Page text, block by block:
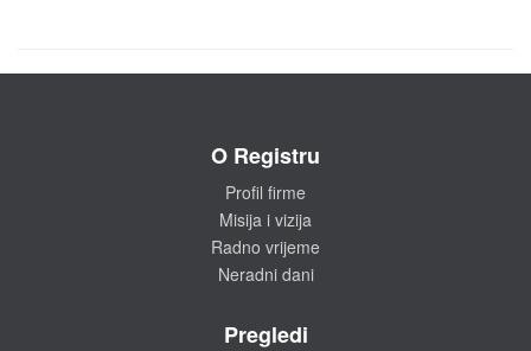
O Registru
Profil firme
Misija i vizija
Radno vrijeme
Neradni dani
Pregledi